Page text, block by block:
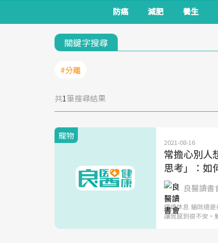
防癌 減肥 養生
關鍵字搜尋
#分離
共1筆搜尋結果
寵物
2021-08-16
常擔心別人
思考」：如
良醫讀書
懂得休息 貓咪總
讓我感到很不安。